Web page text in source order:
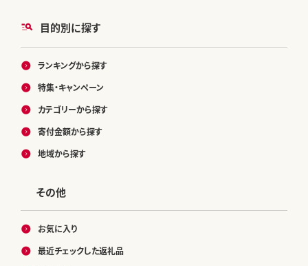
目的別に探す
ランキングから探す
特集・キャンペーン
カテゴリーから探す
寄付金額から探す
地域から探す
その他
お気に入り
最近チェックした返礼品